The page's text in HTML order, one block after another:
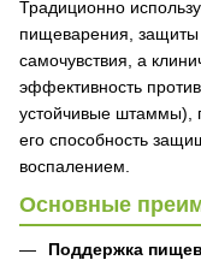
Традиционно
пищеварения,
самочувствия, а
эффективность
устойчивые штаммы),
его способность
воспалением.
Основные
Поддержка